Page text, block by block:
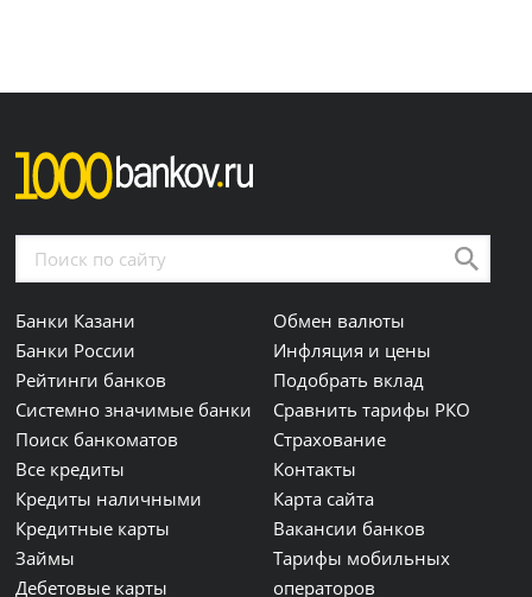
Банки Казани
Банки России
Рейтинги банков
Системно значимые банки
Поиск банкоматов
Все кредиты
Кредиты наличными
Кредитные карты
Займы
Дебетовые карты
Обмен валюты
Инфляция и цены
Подобрать вклад
Сравнить тарифы РКО
Страхование
Контакты
Карта сайта
Вакансии банков
Тарифы мобильных
операторов